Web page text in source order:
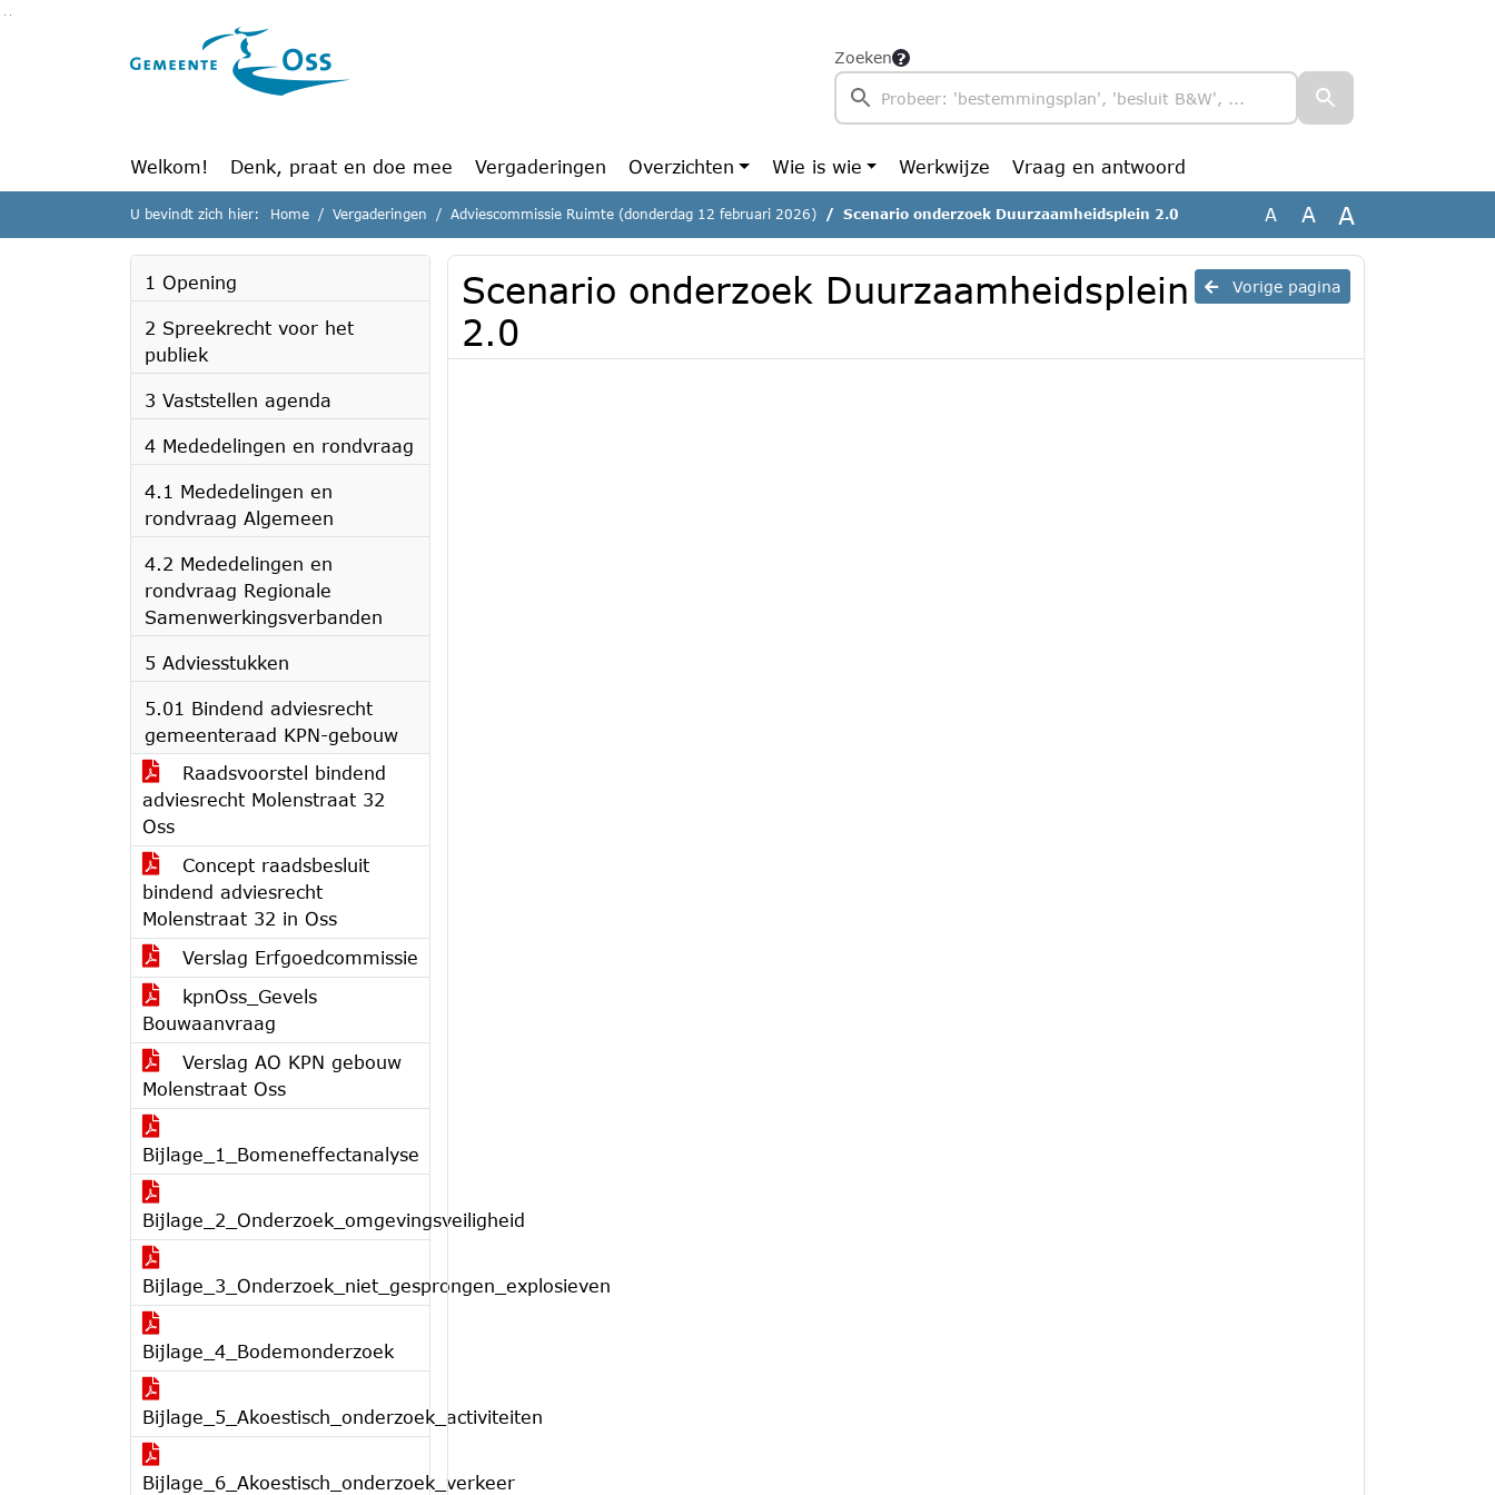
Ga naar de inhoud van deze pagina
Zoeken
Welkom! Denk, praat en doe mee Vergaderingen Overzichten Wie is wie Werkwijze Vraag en antwoord
U bevindt zich hier: Home Vergaderingen Adviescommissie Ruimte (donderdag 12 februari 2026) Scenario onderzoek Duurzaamheidsplein 2.0 A A A
1 Opening
2 Spreekrecht voor het
publiek
3 Vaststellen agenda
4 Mededelingen en rondvraag
4.1 Mededelingen en
rondvraag Algemeen
4.2 Mededelingen en
rondvraag Regionale
Samenwerkingsverbanden
5 Adviesstukken
5.01 Bindend adviesrecht
gemeenteraad KPN-gebouw
Raadsvoorstel bindend
adviesrecht Molenstraat 32
Oss
Concept raadsbesluit
bindend adviesrecht
Molenstraat 32 in Oss
Verslag Erfgoedcommissie
kpnOss_Gevels
Bouwaanvraag
Verslag AO KPN gebouw
Molenstraat Oss
Bijlage_1_Bomeneffectanalyse
Bijlage_2_Onderzoek_omgevingsveiligheid
Bijlage_3_Onderzoek_niet_gesprongen_explosieven
Bijlage_4_Bodemonderzoek
Bijlage_5_Akoestisch_onderzoek_activiteiten
Bijlage_6_Akoestisch_onderzoek_verkeer
Vorige pagina
Scenario onderzoek Duurzaamheidsplein
2.0